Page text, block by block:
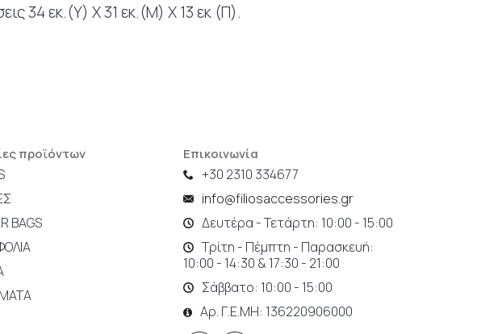
34 εκ.(Υ) Χ 31 εκ.(Μ) Χ 13 εκ (Π).
προϊόντων
BAGS
Επικοινωνία
+30 2310 334677
info@filiosaccessories.gr
Δευτέρα - Τετάρτη: 10:00 - 15:00
Τρίτη - Πέμπτη - Παρασκευή:
10:00 - 14:30 & 17:30 - 21:00
Σάββατο: 10:00 - 15:00
Αρ. Γ.Ε.ΜΗ: 136220906000